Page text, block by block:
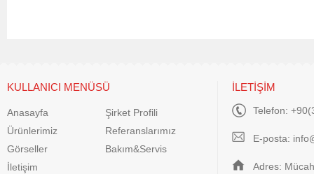
KULLANICI MENÜSÜ
Anasayfa
Şirket Profili
Ürünlerimiz
Referanslarımız
Görseller
Bakım&Servis
İletişim
İLETİŞİM
Telefon:
E-posta:
Adres: